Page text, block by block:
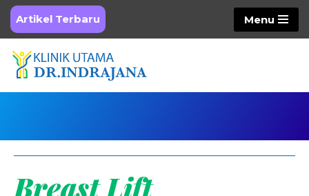
Skip
to
content
Artikel Terbaru Menu
Breast Lift